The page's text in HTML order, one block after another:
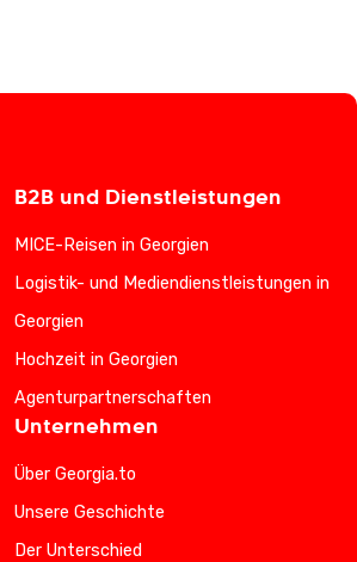
B2B und Dienstleistungen
MICE-Reisen in Georgien
Logistik- und Mediendienstleistungen in
Georgien
Hochzeit in Georgien
Agenturpartnerschaften
Unternehmen
Über Georgia.to
Unsere Geschichte
Der Unterschied